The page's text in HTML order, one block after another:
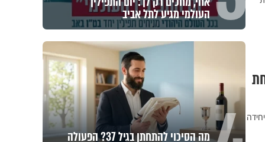
העולמי מגיע לתל אביב
מה הסיכוי להתחתן בגיל 37? הפעולה